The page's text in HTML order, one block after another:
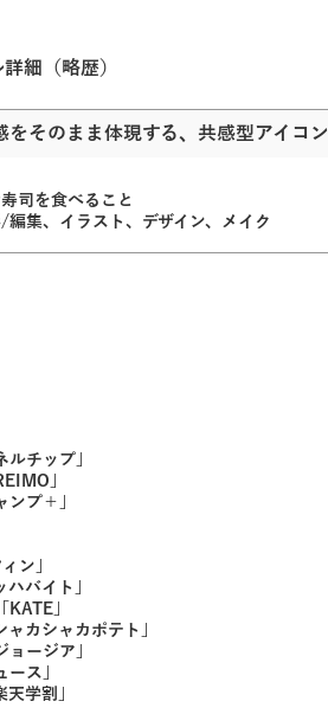
細（略歴）
をそのまま体現する、共感型アイコン
司を食べること
集、イラスト、デザイン、メイク
ルチップ」
」
ンプ＋」
ン」
ハバイト」
KATE」
ャカシャカポテト」
ョージア」
ース」
天学割」